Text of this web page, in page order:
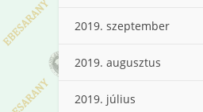
2019. szeptember
2019. augusztus
2019. július